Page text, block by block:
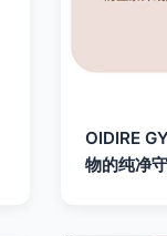
OIDIRE
物的纯净